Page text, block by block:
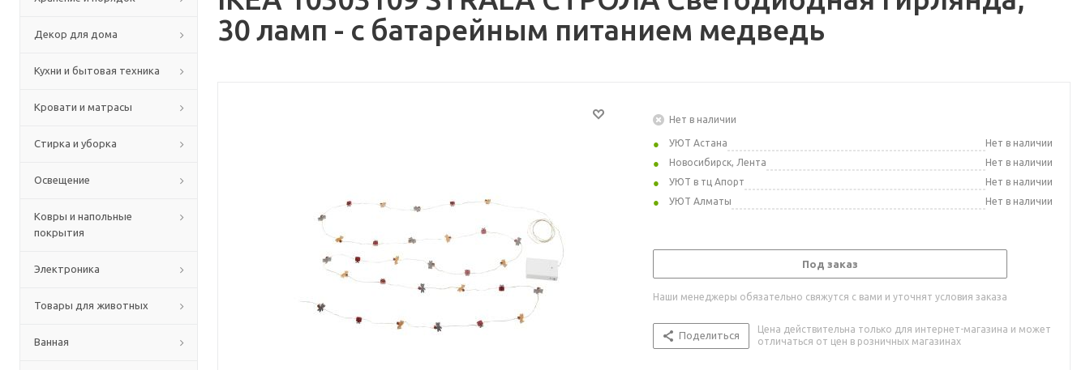
Декор для дома
Кухни и бытовая техника
Кровати и матрасы
Стирка и уборка
Освещение
Ковры и напольные
покрытия
Электроника
Товары для животных
Ванная
30 ламп - с батарейным питанием медведь
Нет в наличии
УЮТ Астана
Нет в наличии
Новосибирск, Лента
Нет в наличии
УЮТ в тц Апорт
Нет в наличии
УЮТ Алматы
Нет в наличии
Под заказ
Наши менеджеры обязательно свяжутся с вами и уточнят условия заказа
Поделиться
Цена действительна только для интернет-магазина и может
отличаться от цен в розничных магазинах